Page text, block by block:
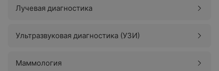
Лучевая диагностика
Ультразвуковая диагностика (УЗИ)
Маммология